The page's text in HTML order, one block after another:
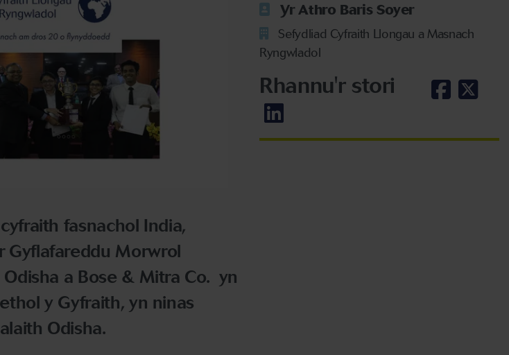
fasnachol India,
Gyflafareddu Morwrol
a Bose & Mitra Co. yn
y Gyfraith, yn ninas
Odisha.
Yr Athro Baris Soyer
Sefydliad Cyfraith Llongau a Masnach
Ryngwladol
Rhannu'r stori